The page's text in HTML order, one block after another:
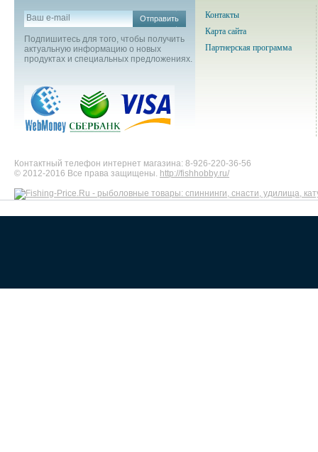
Отправить
Подпишитесь для того, чтобы получить
актуальную информацию о новых
продуктах и специальных предложениях.
Контакты
Карта сайта
Партнерская программа
Контактный телефон интернет магазина: 8-926-220-36-56
© 2012-2016 Все права защищены. http://fishhobby.ru/